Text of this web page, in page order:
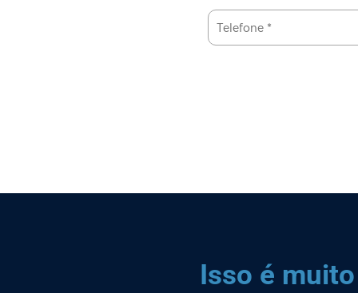
Isso é muito